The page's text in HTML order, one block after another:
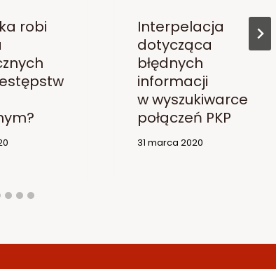
robi
Interpelacja
dotycząca
błędnych
informacji
w wyszukiwarce
połączeń PKP
31 marca 2020